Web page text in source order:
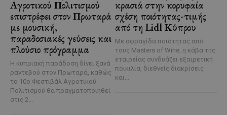
Αγροτικού Πολιτισμού
επιστρέφει στον Πρωταρά
με μουσική,
παραδοσιακές γεύσεις και
πλούσιο πρόγραμμα
Η κυπριακή παράδοση δίνει ξανά
ραντεβού στον Πρωταρά, καθώς
το 10ο Φεστιβάλ Αγροτικού
Πολιτισμού θα πραγματοποιηθεί
στις 2...
κρασιά στην κορυφαία
σχέση ποιότητας-τιμής
από τη Lidl Κύπρου
Με σφραγίδα ποιότητας από
τους Masters of Wine, η κάβα της
εταιρείας συνδυάζει εξαιρετική
ποικιλία, διεθνείς διακρίσεις
και...